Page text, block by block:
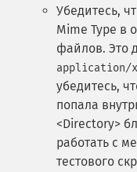
Убедитесь,
Mime Type в
файлов. Это
application/
убедитесь,
попала
<Directory>
работать с
тестового